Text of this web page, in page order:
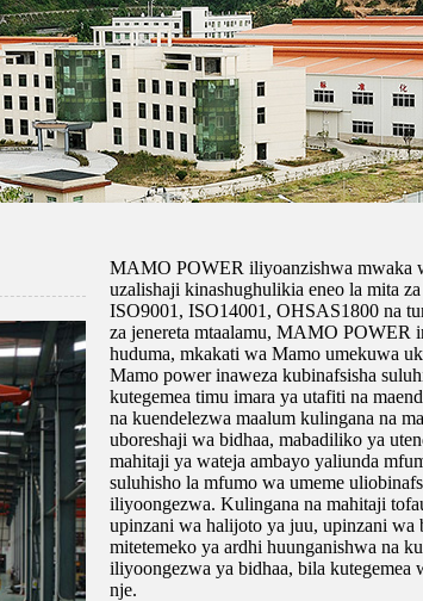
MAMO POWER iliyoanzishwa mwaka
uzalishaji kinashughulikia eneo la mita
ISO9001, ISO14001, OHSAS1800 na
za jenereta mtaalamu, MAMO POWER
huduma, mkakati wa Mamo umekuwa
Mamo power inaweza kubinafsisha
kutegemea timu imara ya utafiti na
na kuendelezwa maalum kulingana na
uboreshaji wa bidhaa, mabadiliko ya
mahitaji ya wateja ambayo yaliunda
suluhisho la mfumo wa umeme
iliyoongezwa. Kulingana na mahitaji
upinzani wa halijoto ya juu, upinzani
mitetemeko ya ardhi huunganishwa na
iliyoongezwa ya bidhaa, bila kutegemea
nje.